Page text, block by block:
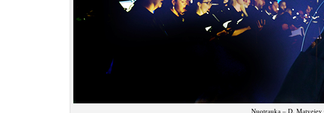
Nuotrauka – D.